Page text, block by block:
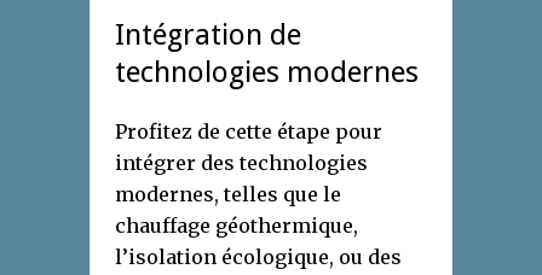
Intégration de
technologies modernes
Profitez de cette étape pour
intégrer des technologies
modernes, telles que le
chauffage géothermique,
l’isolation écologique, ou des